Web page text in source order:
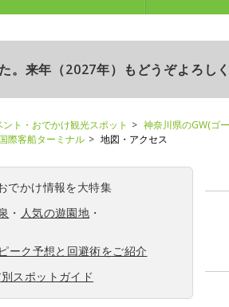
。来年（2027年）もどうぞよろしく
ト・おでかけ観光スポット
神奈川県のGW(ゴ
際客船ターミナル 地図・アクセス
でかけ情報を大特集
・ 人気の遊園地 ・
ーク予想と回避術をご紹介
スポットガイド